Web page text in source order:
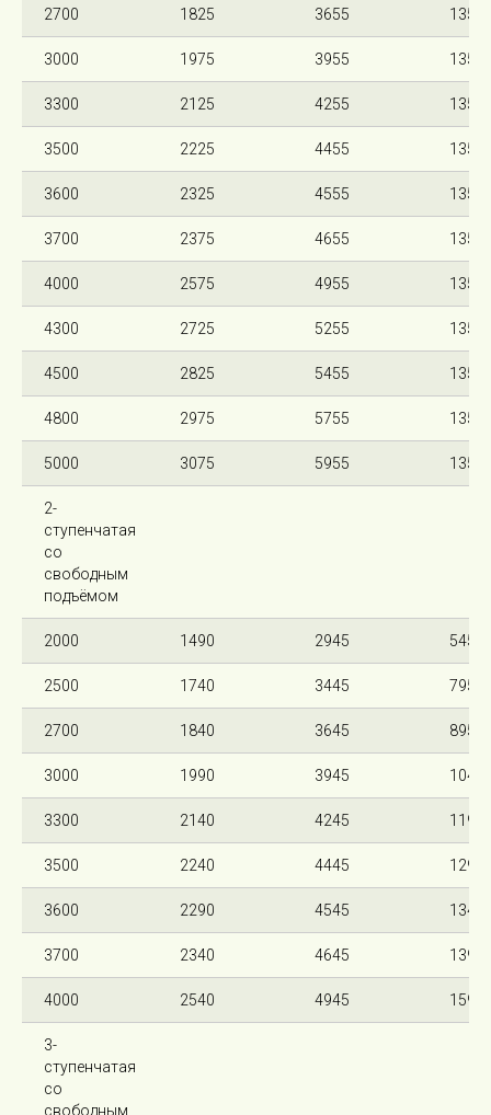
2700 1825 3655 135
3000 1975 3955 135
3300 2125 4255 135
3500 2225 4455 135
3600 2325 4555 135
3700 2375 4655 135
4000 2575 4955 135
4300 2725 5255 135
4500 2825 5455 135
4800 2975 5755 135
5000 3075 5955 135
2-
ступенчатая
со
свободным
подъёмом
2000 1490 2945 545
2500 1740 3445 795
2700 1840 3645 895
3000 1990 3945 1045
3300 2140 4245 1195
3500 2240 4445 1295
3600 2290 4545 1345
3700 2340 4645 1395
4000 2540 4945 1595
3-
ступенчатая
со
свободным